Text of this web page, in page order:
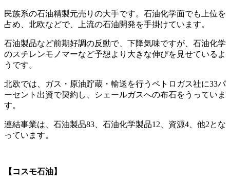
民族系の石油精製元売りの大手です。石油化学面でも上位を
占め、北欧などで、上流の石油開発を手掛けています。
石油製品など前期好調の反動で、下降気味ですが、石油化学
のスチレンモノマーなど予想より大きな伸びを見せているよ
うです。
北欧では、ガス・原油貯蔵・輸送を行うペトロガス社に33パ
ーセント出資で契約し、シェールガスへの布石をうっていま
す。
連結事業は、石油製品83、石油化学製品12、資源4、他2とな
っています。
【コスモ石油】